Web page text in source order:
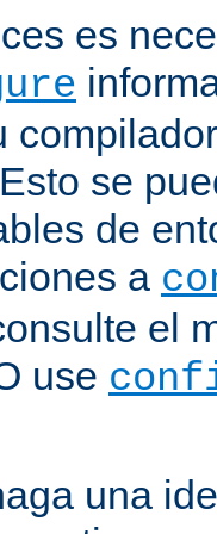
es
se
de
a
el
use
una